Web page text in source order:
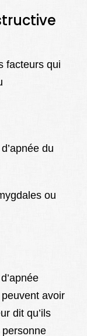
facteurs qui
du
ou
avoir
dit qu’ils